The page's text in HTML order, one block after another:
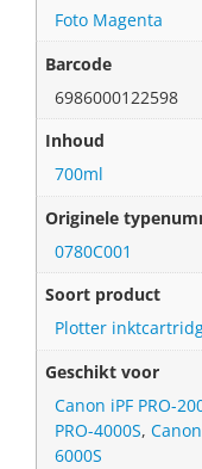
Foto Magenta
Barcode
6986000122598
Inhoud
700ml
Originele
0780C001
Soort product
Plotter
Geschikt voor
Canon iPF PRO-
PRO-4000S,
6000S